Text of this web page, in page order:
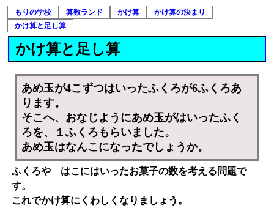
もりの学校 算数ランド かけ算
かけ算の決まり
かけ算と足し算
かけ算と足し算
あめ玉が4こずつはいったふくろが6ふくろあ
ります。
そこへ、おなじようにあめ玉がはいったふく
ろを、１ふくろもらいました。
あめ玉はなんこになったでしょうか。
ふくろや はこにはいったお菓子の数を考える問題で
す。
これでかけ算にくわしくなりましょう。